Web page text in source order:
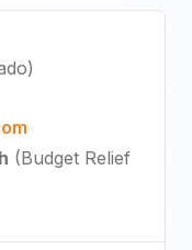
)
(Budget Relief